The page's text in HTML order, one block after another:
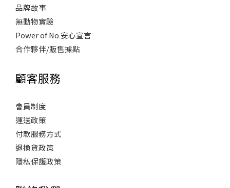
品牌故事
無動物實驗
Power of No 安心宣言
合作夥伴/販售據點
顧客服務
會員制度
運送政策
付款服務方式
退換貨政策
隱私保護政策